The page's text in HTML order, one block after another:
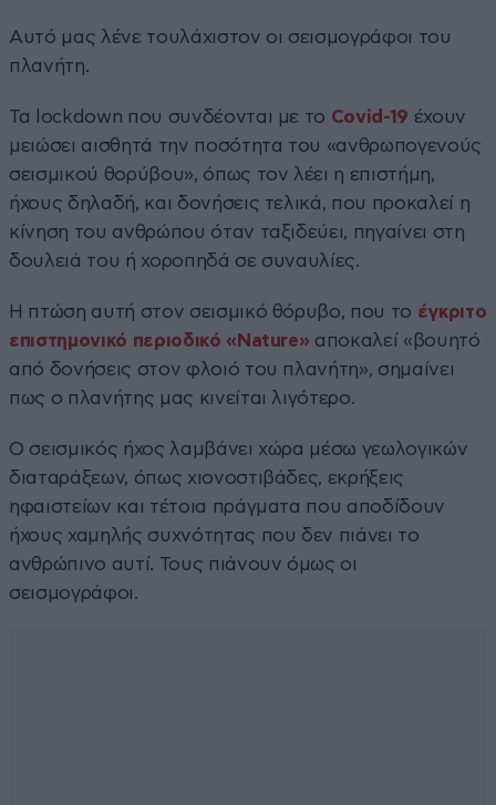
Αυτό μας λένε τουλάχιστον οι σεισμογράφοι του
πλανήτη.
Τα lockdown που συνδέονται με το Covid-19 έχουν
μειώσει αισθητά την ποσότητα του «ανθρωπογενούς
σεισμικού θορύβου», όπως τον λέει η επιστήμη,
ήχους δηλαδή, και δονήσεις τελικά, που προκαλεί η
κίνηση του ανθρώπου όταν ταξιδεύει, πηγαίνει στη
δουλειά του ή χοροπηδά σε συναυλίες.
Η πτώση αυτή στον σεισμικό θόρυβο, που το έγκριτο
επιστημονικό περιοδικό «Nature» αποκαλεί «βουητό
από δονήσεις στον φλοιό του πλανήτη», σημαίνει
πως ο πλανήτης μας κινείται λιγότερο.
Ο σεισμικός ήχος λαμβάνει χώρα μέσω γεωλογικών
διαταράξεων, όπως χιονοστιβάδες, εκρήξεις
ηφαιστείων και τέτοια πράγματα που αποδίδουν
ήχους χαμηλής συχνότητας που δεν πιάνει το
ανθρώπινο αυτί. Τους πιάνουν όμως οι
σεισμογράφοι.